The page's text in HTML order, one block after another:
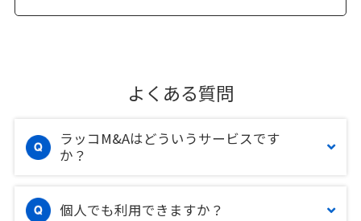
よくある質問
ラッコM&Aはどういうサービスです
か？
個人でも利用できますか？